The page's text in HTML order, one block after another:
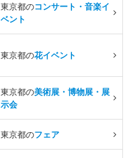
東京都のコンサート・音楽イ
ベント
東京都の花イベント
東京都の美術展・博物展・展
示会
東京都のフェア